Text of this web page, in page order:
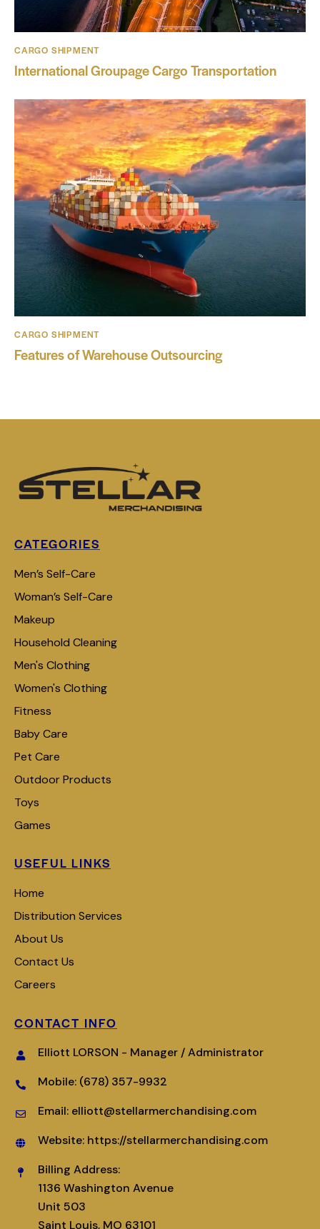
CARGO SHIPMENT
International Groupage Cargo Transportation
CARGO SHIPMENT
Features of Warehouse Outsourcing
CATEGORIES
Men’s Self-Care
Woman’s Self-Care
Makeup
Household Cleaning
Men's Clothing
Women's Clothing
Fitness
Baby Care
Pet Care
Outdoor Products
Toys
Games
USEFUL LINKS
Home
Distribution Services
About Us
Contact Us
Careers
CONTACT INFO
Elliott LORSON - Manager / Administrator
Mobile: (678) 357-9932
Email: elliott@stellarmerchandising.com
Website: https://stellarmerchandising.com
Billing Address:
1136 Washington Avenue
Unit 503
Saint Louis, MO 63101